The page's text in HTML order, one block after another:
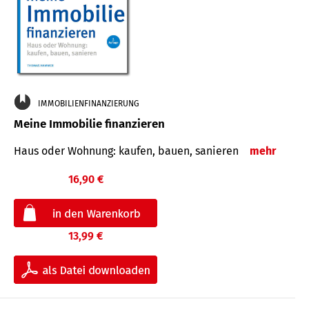
IMMOBILIENFINANZIERUNG
Meine Immobilie finanzieren
Haus oder Wohnung: kaufen, bauen, sanieren mehr
16,90 €
13,99 €